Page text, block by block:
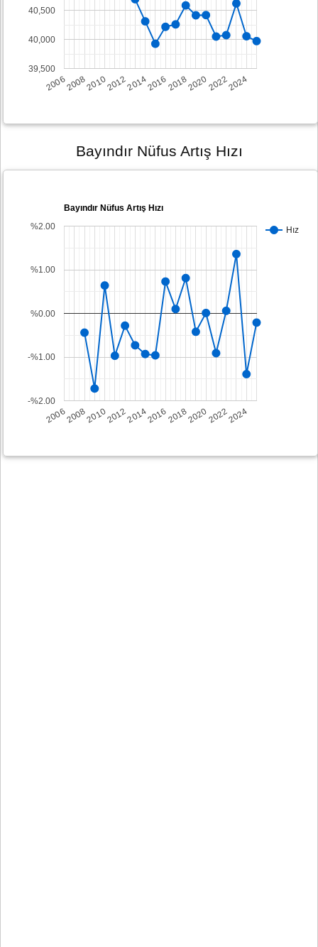
2006200820102012201420162018202020222024
39,500
40,000
40,500
Bayındır Nüfus Artış Hızı
Bayındır Nüfus Artış Hızı
Hız
2006200820102012201420162018202020222024
-%2.00
-%1.00
%0.00
%1.00
%2.00